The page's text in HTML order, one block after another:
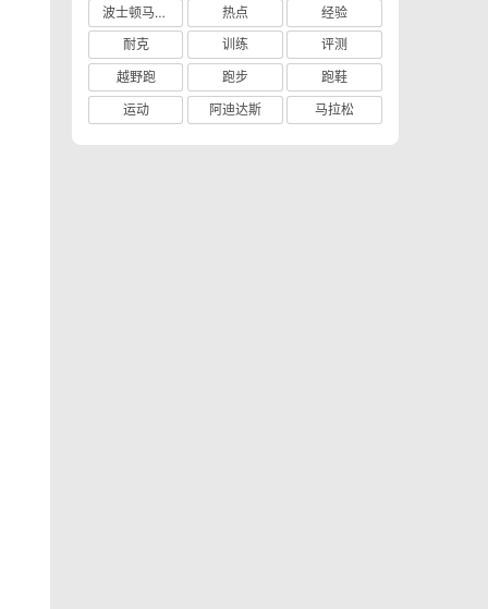
波士顿马拉松
热点
经验
耐克
训练
评测
越野跑
跑步
跑鞋
运动
阿迪达斯 马拉松